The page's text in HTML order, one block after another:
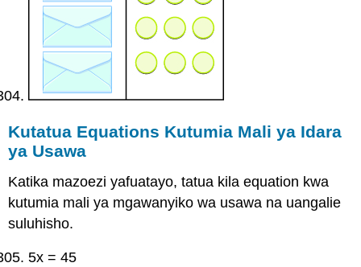
Kutatua Equations Kutumia Mali ya Idara
ya Usawa
Katika mazoezi yafuatayo, tatua kila equation kwa
kutumia mali ya mgawanyiko wa usawa na uangalie
suluhisho.
5x = 45